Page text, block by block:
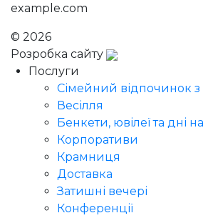
example.com
© 2026
Розробка сайту
Послуги
Сімейний відпочинок з
Весілля
Бенкети, ювілеї та дні
Корпоративи
Крамниця
Доставка
Затишні вечері
Конференції